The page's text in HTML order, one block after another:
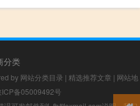
分类
by 网站分类目录 | 精选推荐文章 | 网站地
ICP备05009492号